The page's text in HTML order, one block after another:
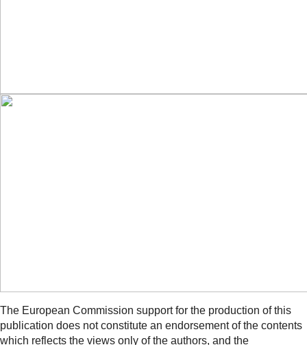
The European Commission support for the production of this
publication does not constitute an endorsement of the contents
which reflects the views only of the authors, and the